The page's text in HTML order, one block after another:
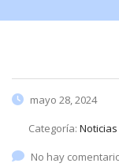
mayo 28, 2024
Categoría: Noticias
No hay